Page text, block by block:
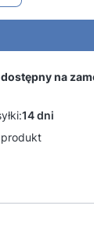
dostępny na
14 dni